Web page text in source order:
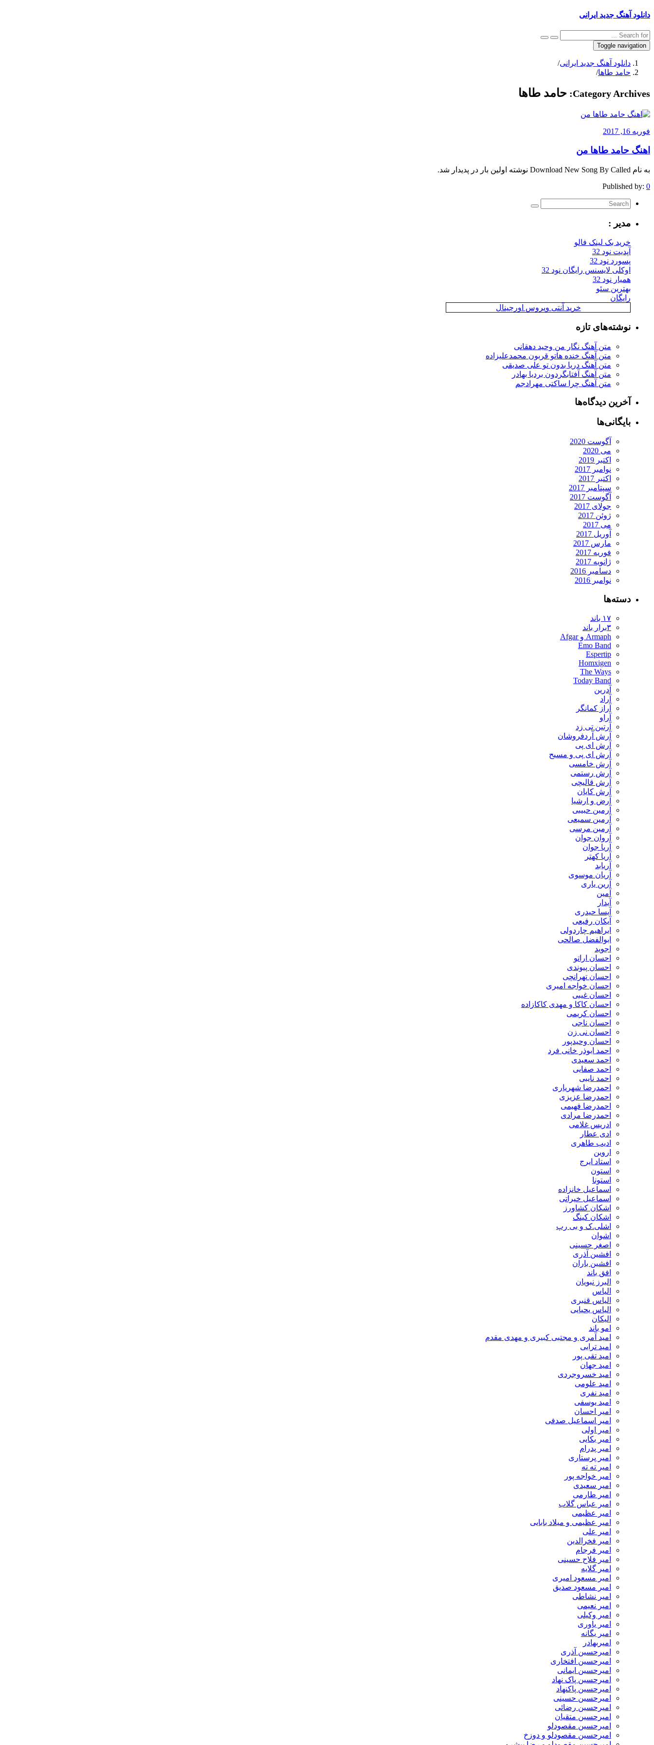
دانلود آهنگ جدید ایرانی
Toggle navigation
دانلود آهنگ جدید ایرانی/
حامد طاها/
Category Archives: حامد طاها
فوریه 16, 2017
اهنگ حامد طاها من
به نام Download New Song By Called نوشته اولین بار در پدیدار شد.
Published by: 0
مدیر :
خرید بک لینک فالو
آپدیت نود 32
پسورد نود 32
اوکلی لایسنس رایگان نود 32
همیار نود 32
بهترین سئو
رایگان
خرید آنتی ویروس اورجینال
نوشته‌های تازه
متن آهنگ نگار من وحید دهقانی
متن آهنگ خنده هاتو قربون محمدعلیزاده
متن آهنگ دریا بدون تو علی صدیقی
متن آهنگ آفتابگردون بردیا بهادر
متن آهنگ چرا ساکتی مهرادجم
آخرین دیدگاه‌ها
بایگانی‌ها
آگوست 2020
می 2020
اکتبر 2019
نوامبر 2017
اکتبر 2017
سپتامبر 2017
آگوست 2017
جولای 2017
ژوئن 2017
می 2017
آوریل 2017
مارس 2017
فوریه 2017
ژانویه 2017
دسامبر 2016
نوامبر 2016
دسته‌ها
۱۷ باند
۳برار باند
Armaph و Afgar
Emo Band
Espertip
Homxigen
The Ways
Today Band
آدرین
آراد
آراز کمانگر
آراو
آرتین تی زد
آرش آردفروشان
آرش ای پی
آرش ای پی و مسیح
آرش خامسی
آرش رستمی
آرش قالیچی
آرش کایان
​آرض و ارشیا
آرمین حبیبی
آرمین سمیعی
آرمین مرسی
آروان جوان
آریا جوان
آریا کهتر
آریابد
آریان موسوی
آرین یاری
آمین
آیدار
آیسا حیدری
آیکان رفیعی
ابراهیم چاردولی
ابوالفضل صالحی
اجوید
احسان اراتو
احسان پیوندی
احسان تهرانچی
احسان خواجه امیری
احسان غیبی
احسان کاکا و مهدی کاکازاده
احسان کریمی
احسان ناجی
احسان نی زن
احسان وحیدپور
احمد ابوذر خانی فرد
احمد سعیدی
احمد صفایی
احمد نایبی
احمدرضا شهریاری
احمدرضا عزیزی
احمدرضا فهیمی
احمدرضا مرادی
ادریس غلامی
ادی عطار
ادیب طاهری
اروین
استاد ایرج
استون
استونا
اسماعیل خانزاده
اسماعیل خیراتی
اشکان کشاورز
اشکان کینگ
اشلی.ک و بی رپ
اشوان
اصغر حسینی
افشین آذری
افشین باران
افق باند
البرز نبویان
الیاس
الیاس قنبرى
الیاس یحیایی
الیکان
امو باند
امید آمری و مجتبی کبیری و مهدى مقدم
امید ترابی
امید تقی پور
امید جهان
امید خسروجردی
امید علومی
امید نفری
امید یوسفی
امیر احسان
امیر اسماعیل صدفی
امیر اولی
امیر بکایی
امیر پدرام
امیر پرستاری
امیر ته ته
امیر خواجه پور
امیر سعیدی
امیر طارمی
امیر عباس گلاب
امیر عظیمی
امیر عظیمی و میلاد بابایی
امیر علی
امیر فخرالدین
امیر فرجام
امیر فلاح حسینی
امیر گلایه
امیر مسعود امیری
امیر مسعود صدیق
امیر نشاطی
امیر نعیمی
امیر وکیلی
امیر یاوری
امیر یگانه
امیربهادر
امیرحسین آذری
امیرحسین افتخاری
امیرحسین ایمانی
امیرحسین پاک نهاد
امیرحسین پاکنهاد
امیرحسین حسینی
امیرحسین رضائی
امیرحسین متقیان
امیرحسین مقصودلو
امیرحسین مقصودلو و دوزخ